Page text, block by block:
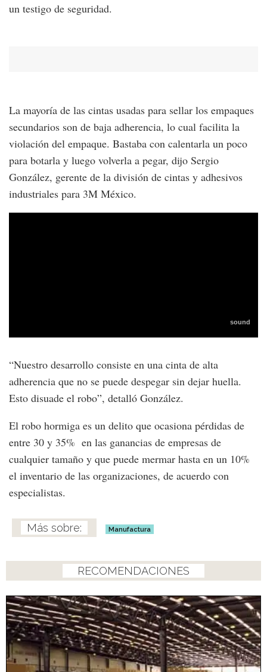
un testigo de seguridad.
La mayoría de las cintas usadas para sellar los empaques
secundarios son de baja adherencia, lo cual facilita la
violación del empaque. Bastaba con calentarla un poco
para botarla y luego volverla a pegar, dijo Sergio
González, gerente de la división de cintas y adhesivos
industriales para 3M México.
“Nuestro desarrollo consiste en una cinta de alta
adherencia que no se puede despegar sin dejar huella.
Esto disuade el robo”, detalló González.
El robo hormiga es un delito que ocasiona pérdidas de
entre 30 y 35% en las ganancias de empresas de
cualquier tamaño y que puede mermar hasta en un 10%
el inventario de las organizaciones, de acuerdo con
especialistas.
Manufactura
RECOMENDACIONES